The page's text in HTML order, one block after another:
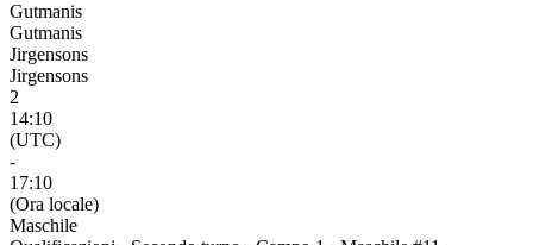
Gutmanis
Gutmanis
Jirgensons
Jirgensons
2
14:10
(UTC)
-
17:10
(Ora locale)
Maschile